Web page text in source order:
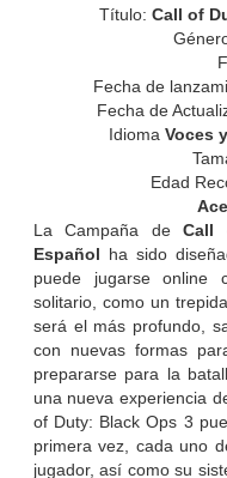
Título: Call of
Fecha de
Fecha de
Idioma Voces
Edad
La Campaña deCall
Español ha sido
puede jugarse online
solitario, como un
será el más profundo,
con nuevas formas
prepararse para la
una nueva experiencia
of Duty: Black Ops 3
primera vez, cada uno
jugador, así como su